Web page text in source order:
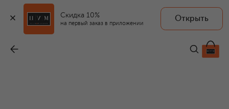
Скидка 10%
на первый заказ в приложении
Открыть
9 490 ₽